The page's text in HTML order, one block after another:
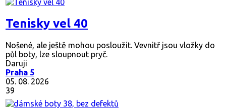
Tenisky vel 40
Nošené, ale ještě mohou posloužit. Vevnitř jsou vložky do
půl boty, lze sloupnout pryč.
Daruji
Praha 5
05. 08. 2026
39